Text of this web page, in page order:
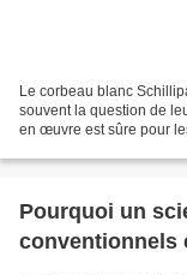
Le corbeau blanc
souvent la question de
en œuvre est sûre pour
Pourquoi un
conventionnels